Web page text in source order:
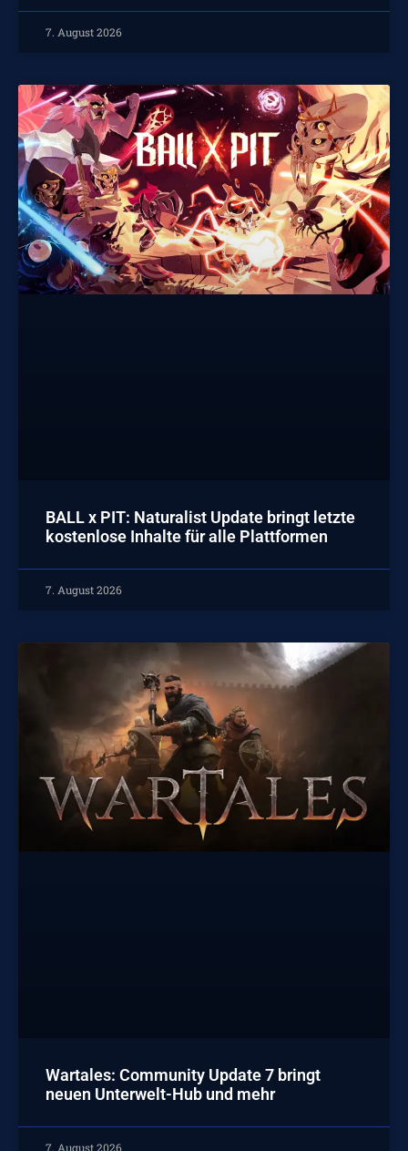
7. August 2026
BALL x PIT: Naturalist Update bringt letzte
kostenlose Inhalte für alle Plattformen
7. August 2026
Wartales: Community Update 7 bringt
neuen Unterwelt-Hub und mehr
7. August 2026